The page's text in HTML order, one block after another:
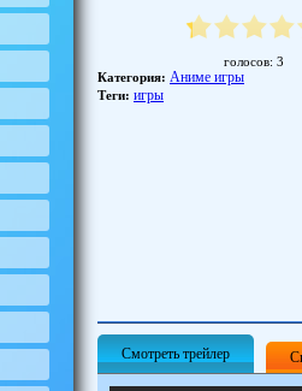
голосов: 3
Категория: Аниме игры
Теги: игры
Смотреть трейлер